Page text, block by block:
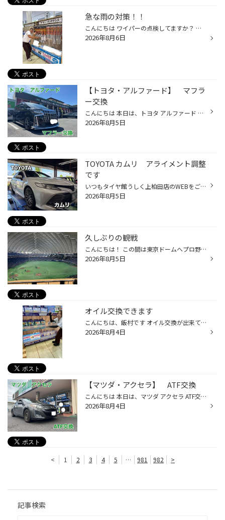
急な雨の対策！！
こんにちは ワイパーの点検してますか？ ゲリラ雷雨の時に視界を確保するためにも 定期的な点検をオススメします 当店では ワイパーゴム ワイパーブレード とご用意してます ワイパーの状態を確認して どちらがいいのかご説明、ご案内していますので お気軽にお声掛けください！！ タイヤ館 うしく...
2026年8月6日
【トヨタ・アルファード】 マフラ
ー交換
こんにちは 本日は、トヨタ アルファード マフラー交換になります 取り付けたマフラーは ガナドール PAE-061M モデリスタ対応 になります 詳しくはこちらから ↓ ガナドール 交換です 今ついているマフラーを取り外します マフラーゴムでとまっている箇所が3カ所 ボルト2個を取り外します 新品を取り...
2026年8月5日
TOYOTA カムリ アライメント調整
です
いつもタイヤ館うしく上柏田店のWEBをご覧いただきありがとうございます！ 本日ご紹介するのは トヨタ カムリ アライメント調整です！ 調整前のデータです⬇️ 調整後のデータです⬇️ 本日はアライメント調整お任せいただきありがとうございます！ アライメントはタイヤ館うしく上柏田店にお任せくださ...
2026年8月5日
久しぶりの観戦
こんにちは！ この間は東京ドームへプロ野球の観戦 行ってきました！ ドームは涼しくてすごく快適でした！ お出かけ前にお車の点検お待ちしてます！
2026年8月5日
オイル交換できます
こんにちは、飯村です オイル交換が出来てない人いませんか？ 当店ではオイルがまだまだありますので、気になる方是非当店までお越しください
2026年8月4日
【マツダ・アクセラ】 ATF交換
こんにちは 本日は、マツダ アクセラ ATF交換になります ゲージがない車両になりますので 下からの交換です 使用したオイルは エコダッシュになります 下からオイルを抜きます SSTを装着して交換します 機械につないで希釈式での交換を行います ゲージのない車両でも交換できますので お問い合わせ...
2026年8月4日
< 1 2 3 4 5 … 981 982 >
記事検索